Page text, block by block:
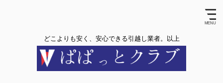
どこよりも安く、安心できる引越し業者。以上